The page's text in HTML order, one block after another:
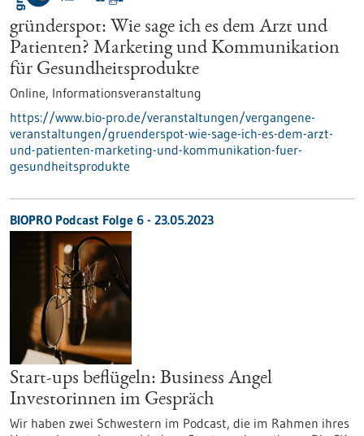
gründerspot: Wie sage ich es dem Arzt und
Patienten? Marketing und Kommunikation
für Gesundheitsprodukte
Online, Informationsveranstaltung
https://www.bio-pro.de/veranstaltungen/vergangene-
veranstaltungen/gruenderspot-wie-sage-ich-es-dem-arzt-
und-patienten-marketing-und-kommunikation-fuer-
gesundheitsprodukte
BIOPRO Podcast Folge 6 - 23.05.2023
Start-ups beflügeln: Business Angel
Investorinnen im Gespräch
Wir haben zwei Schwestern im Podcast, die im Rahmen ihres